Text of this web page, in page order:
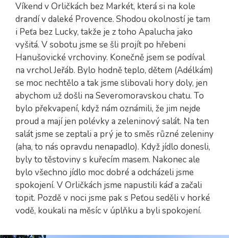
Víkend v Orličkách bez Markét, která si na kole
drandí v daleké Provence. Shodou okolností je tam
i Peťa bez Lucky, takže je z toho Apalucha jako
vyšitá. V sobotu jsme se šli projít po hřebeni
Hanušovické vrchoviny. Konečně jsem se podíval
na vrchol Jeřáb. Bylo hodně teplo, dětem (Adélkám)
se moc nechtělo a tak jsme slibovali hory doly, jen
abychom už došli na Severomoravskou chatu. To
bylo překvapení, když nám oznámili, že jim nejde
proud a mají jen polévky a zeleninový salát. Na ten
salát jsme se zeptali a prý je to směs různé zeleniny
(aha, to nás opravdu nenapadlo). Když jídlo donesli,
byly to těstoviny s kuřecím masem. Nakonec ale
bylo všechno jídlo moc dobré a odcházeli jsme
spokojení. V Orličkách jsme napustili káď a začali
topit. Pozdě v noci jsme pak s Peťou seděli v horké
vodě, koukali na měsíc v úplňku a byli spokojení.